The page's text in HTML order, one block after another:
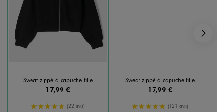
Sweat zippé à capuche fille
17,99 €
5/5 de moyenne
(22 avis)
Sweat zippé à capuche fille
17,99 €
5/5 de moyenne
(121 avis)